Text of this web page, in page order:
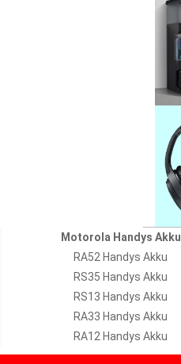
Motorola Handys Akku
RA52 Handys Akku
RS35 Handys Akku
RS13 Handys Akku
RA33 Handys Akku
RA12 Handys Akku